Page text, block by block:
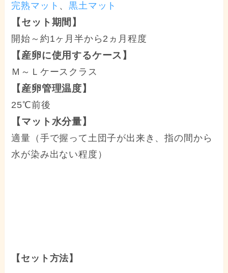
完熟マット 、黒土マット
【セット期間】
開始～約1ヶ月半から2ヵ月程度
【産卵に使用するケース】
Ｍ～Ｌケースクラス
【産卵管理温度】
25℃前後
【マット水分量】
適量（手で握って土団子が出来き、指の間から
水が染み出ない程度）
【セット方法】